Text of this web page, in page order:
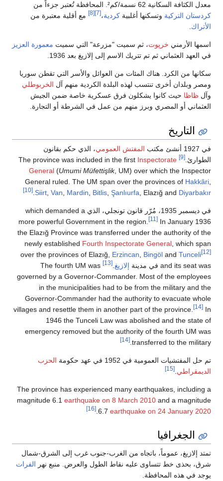
معدل الكثافة السكانية 62 نسمة/كم². المحافظة تُعتبر جزءاً من
كردستان التركية وتسكنها أغلبية كردية،[7]
[8]
مع أقلية معتبرة من
الأتراك.
اسمها الأرمني خرپوت، ثم سميت "مزرعة" التي سميت معمورة العزيز
في العهد العثماني ثم تم تتريك الاسم إلى إلازيغ بعد 1936.
سكانها من الكرد. هناك المئات من العوائل والأسر التي تقطن سوريا
ومصر وبلدان أخرى تنتسب لهذه البلدة الكردية منهم آل الخربوطلي
وآل ظاظا حيث كانوا يشكلون فرق عسكرية خاصة ضمن الجيش
العثماني أو المصري وبرز منهم من عمل في الشرطة أو التجارة.
التاريخ
في 1927 أنشئ مكتب المفتش العمومي، الذي حكم بقانون
الطوارئ. [9]
Inspectorate
General (Umumi Müfettişlik, UM) over which the Inspector
General ruled. The UM span over the provinces of Hakkâri
Siirt Van Mardin Bitlis Şanlıurfa , Elazığ and Diyarbakır
[10]
في ديسمبر 1935، مُرّر قانون تونجلي، الذي which demanded a
more powerful Government in the region.
[11] In January 1936
the Elazığ Province was transferred under the authority of the
newly established Fourth Inspectorate General , which span
over the provinces of Elazığ, Erzincan Bingöl and Tunceli [12]
and its seat was في مدينة إلازيغ [13]
The fourth UM was
governed by a Governor-Commander. Most of the employees
in the municipalities had to be from the military and the
Governor-Commander had the authority to evacuate whole
villages and resettle them in another part of the province.
[14] In
1946 the Tunceli Law was abolished and the state of
emergency removed but the authority of the fourth UM was
transferred to the military.
[14]
تم حل المفتشيات العمومية في 1952 في عهد حكومة
الحزب
الديمقراطي [15]
The province has experienced many earthquakes, including a
magnitude 6.1 earthquake on 8 March 2010 and a magnitude
6.7 earthquake on 24 January 2020
[16]
الجغرافيا
تمتد إلازيغ، عموماً، باتجاه من الغرب-جنوب غرب إلى الشرق-شمال
شرق، بحذى خط تتساوى عليه نقاط الطول والعرض. منبع نهر الفرات
يوجد في هذه المحافظة.